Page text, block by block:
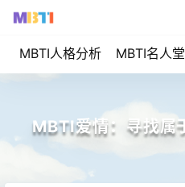
MBTI人格分析 MBTI名人堂
MBTI爱情：寻找属